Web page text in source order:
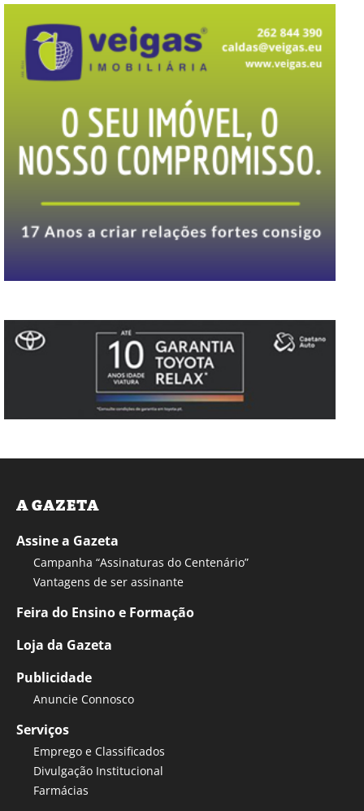
A GAZETA
Assine a Gazeta
Campanha “Assinaturas do Centenário”
Vantagens de ser assinante
Feira do Ensino e Formação
Loja da Gazeta
Publicidade
Anuncie Connosco
Serviços
Emprego e Classificados
Divulgação Institucional
Farmácias